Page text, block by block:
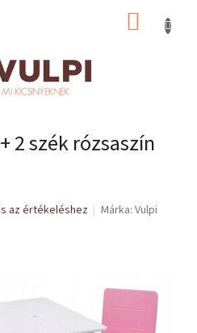
KOSÁR
2 szék rózsaszín
az értékeléshez Márka:Vulpi